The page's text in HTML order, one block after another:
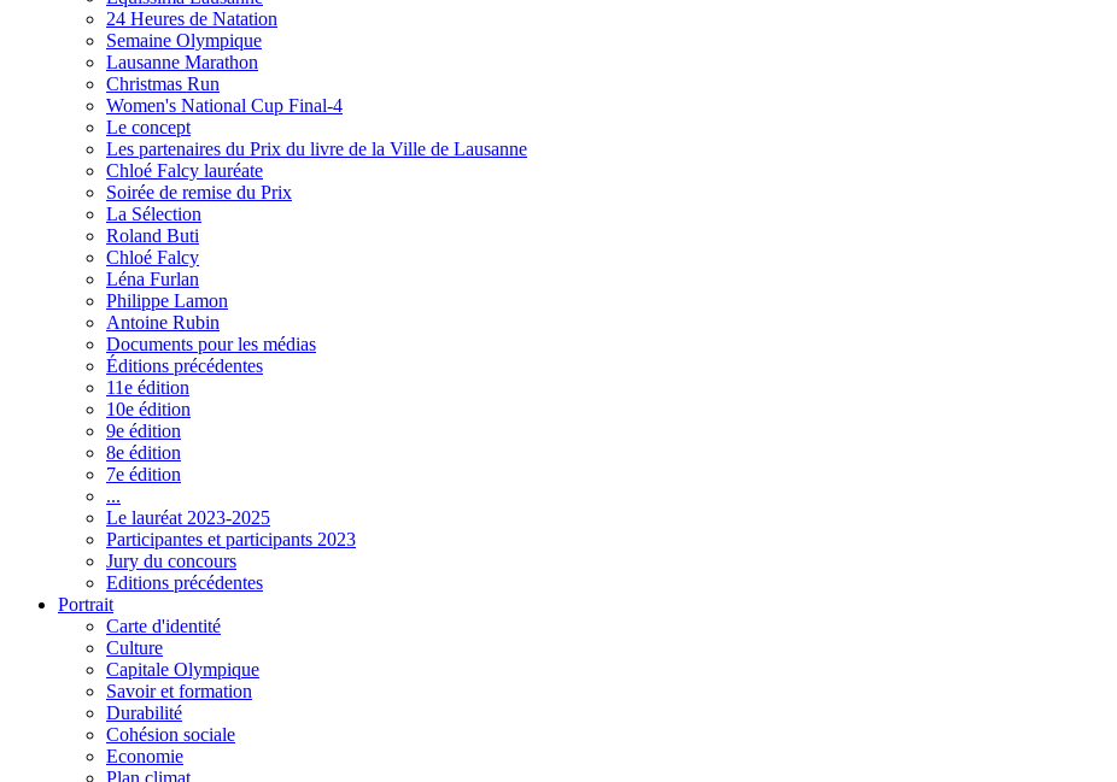
24 Heures de Natation
Semaine Olympique
Lausanne Marathon
Christmas Run
Women's National Cup Final-4
Le concept
Les partenaires du Prix du livre de la Ville de Lausanne
Chloé Falcy lauréate
Soirée de remise du Prix
La Sélection
Roland Buti
Chloé Falcy
Léna Furlan
Philippe Lamon
Antoine Rubin
Documents pour les médias
Éditions précédentes
11e édition
10e édition
9e édition
8e édition
7e édition
...
Le lauréat 2023-2025
Participantes et participants 2023
Jury du concours
Editions précédentes
Portrait
Carte d'identité
Culture
Capitale Olympique
Savoir et formation
Durabilité
Cohésion sociale
Economie
Plan climat